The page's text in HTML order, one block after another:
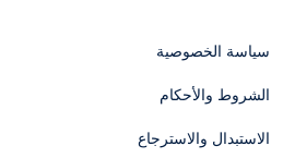
سياسة الخصوصية
الشروط والأحكام
الاستبدال والاسترجاع